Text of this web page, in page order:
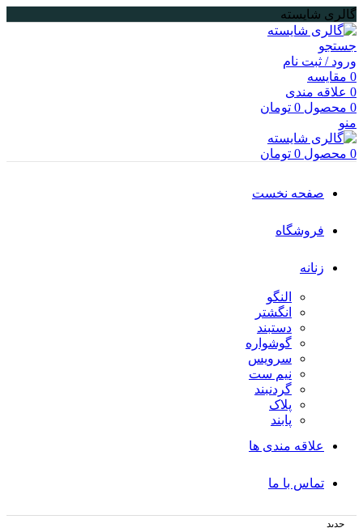
گالری شایسته
جستجو
ورود / ثبت نام
0 مقایسه
0 علاقه مندی
0 محصول 0 تومان
منو
0 محصول 0 تومان
صفحه نخست
فروشگاه
زنانه
النگو
انگشتر
دستبند
گوشواره
سرویس
نیم ست
گردنبند
پلاک
پابند
علاقه مندی ها
تماس با ما
جدید